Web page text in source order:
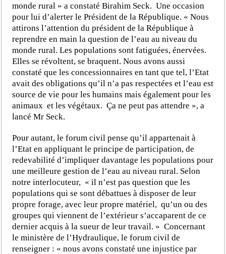
monde rural » a constaté Birahim Seck. Une occasion
pour lui d’alerter le Président de la République. « Nous
attirons l’attention du président de la République à
reprendre en main la question de l’eau au niveau du
monde rural. Les populations sont fatiguées, énervées.
Elles se révoltent, se braquent. Nous avons aussi
constaté que les concessionnaires en tant que tel, l’Etat
avait des obligations qu’il n’a pas respectées et l’eau est
source de vie pour les humains mais également pour les
animaux et les végétaux. Ça ne peut pas attendre », a
lancé Mr Seck.
Pour autant, le forum civil pense qu’il appartenait à
l’Etat en appliquant le principe de participation, de
redevabilité d’impliquer davantage les populations pour
une meilleure gestion de l’eau au niveau rural. Selon
notre interlocuteur, « il n’est pas question que les
populations qui se sont débattues à disposer de leur
propre forage, avec leur propre matériel, qu’un ou des
groupes qui viennent de l’extérieur s’accaparent de ce
dernier acquis à la sueur de leur travail. » Concernant
le ministère de l’Hydraulique, le forum civil de
renseigner : « nous avons constaté une injustice par